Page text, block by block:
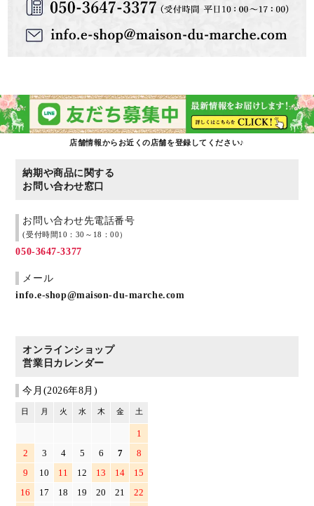
店舗情報からお近くの店舗を登録してください♪
納期や商品に関する
お問い合わせ窓口
お問い合わせ先電話番号
(受付時間10：30～18：00）
050-3647-3377
メール
info.e-shop@maison-du-marche.com
オンラインショップ
営業日カレンダー
今月(2026年8月)
日 月 火 水 木 金 土
1
2
3 4 5 6 7
8
9
10 11 12 13 14
15
16
17 18 19 20 21
22